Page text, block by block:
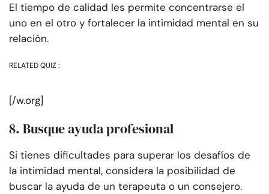
El tiempo de calidad les permite concentrarse el
uno en el otro y fortalecer la intimidad mental en su
relación.
RELATED QUIZ :
[/w.org]
8. Busque ayuda profesional
Si tienes dificultades para superar los desafíos de
la intimidad mental, considera la posibilidad de
buscar la ayuda de un terapeuta o un consejero.